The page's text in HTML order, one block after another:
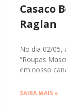
Casaco
Raglan
No dia 02/05,
“Roupas
em nosso
SAIBA MAIS »